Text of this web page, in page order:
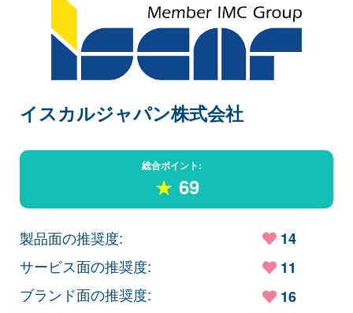
イスカルジャパン株式会社
総合ポイント:
★ 69
製品面の推奨度:
サービス面の推奨度:
ブランド面の推奨度:
14
11
16